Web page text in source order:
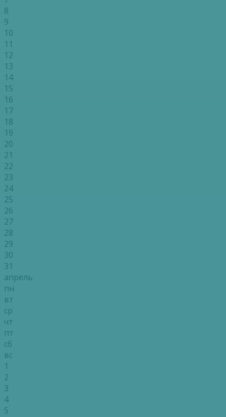
8
9
10
11
12
13
14
15
16
17
18
19
20
21
22
23
24
25
26
27
28
29
30
31
апрель
пн
вт
ср
чт
пт
сб
вс
1
2
3
4
5